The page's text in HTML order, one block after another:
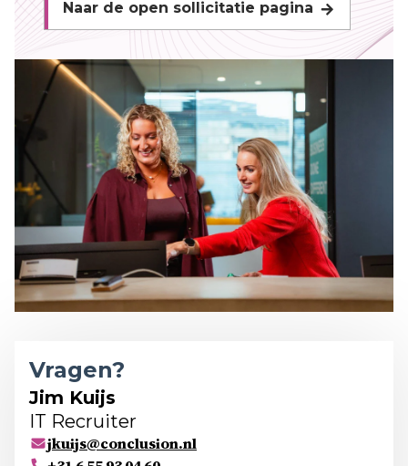
Naar de open sollicitatie pagina
Vragen?
Jim Kuijs
IT Recruiter
jkuijs@conclusion.nl